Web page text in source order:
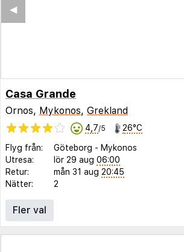
◀︎
Casa Grande
Ornos, Mykonos, Grekland
4,7/5 26°C
Flyg från: Göteborg - Mykonos
Utresa:
lör 29 aug 06:00
Retur:
mån 31 aug 20:45
Nätter:
2
Fler val